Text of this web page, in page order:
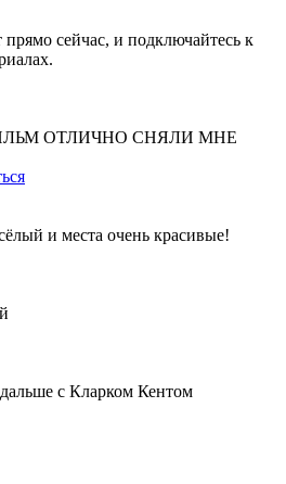
сейчас, и подключайтесь к
ОТЛИЧНО СНЯЛИ МНЕ
и места очень красивые!
с Кларком Кентом